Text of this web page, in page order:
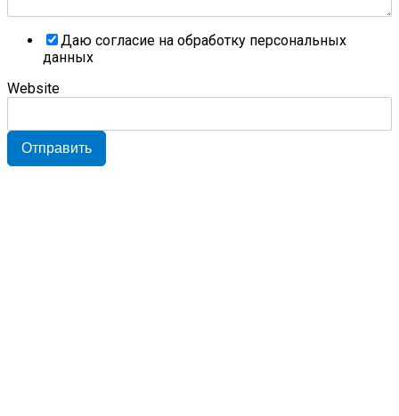
Даю согласие на обработку персональных
данных
Website
Отправить